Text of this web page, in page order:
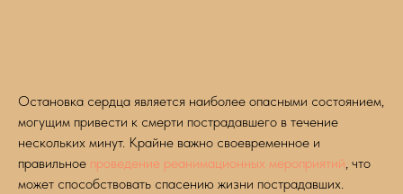
Остановка сердца является наиболее опасными состоянием,
могущим привести к смерти пострадавшего в течение
нескольких минут. Крайне важно своевременное и
правильное проведение реанимационных мероприятий, что
может способствовать спасению жизни пострадавших.